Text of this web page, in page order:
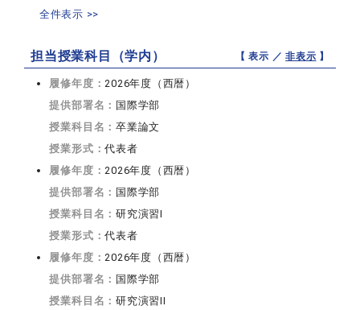
全件表示 >>
担当授業科目（学内） 【 表示 ／非表示 】
履修年度：2026年度（西暦）
提供部署名： 国際学部
授業科目名：卒業論文
授業形式：代表者
履修年度：2026年度（西暦）
提供部署名： 国際学部
授業科目名：研究演習I
授業形式：代表者
履修年度：2026年度（西暦）
提供部署名： 国際学部
授業科目名：研究演習II